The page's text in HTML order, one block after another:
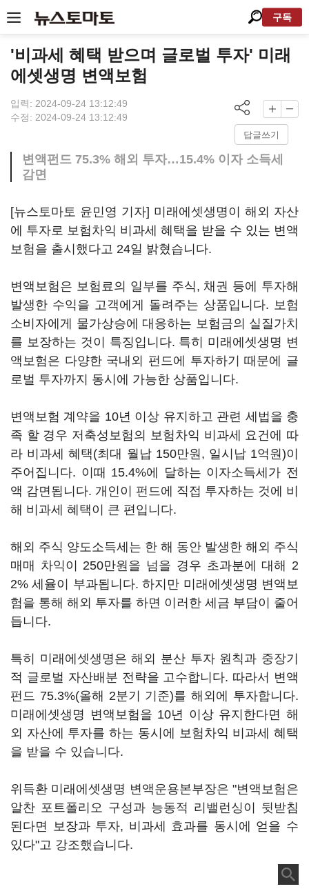
구독
'비과세 혜택 받으며 글로벌 투자' 미래
에셋생명 변액보험
입력: 2024-09-24 13:12:49
수정: 2024-09-24 13:12:49
답글쓰기
변액펀드 75.3% 해외 투자…15.4% 이자 소득세
감면
[뉴스토마토 윤민영 기자] 미래에셋생명이 해외 자산
에 투자로 보험차익 비과세 혜택을 받을 수 있는 변액
보험을 출시했다고 24일 밝혔습니다.
변액보험은 보험료의 일부를 주식, 채권 등에 투자해
발생한 수익을 고객에게 돌려주는 상품입니다. 보험
소비자에게 물가상승에 대응하는 보험금의 실질가치
를 보장하는 것이 특징입니다. 특히 미래에셋생명 변
액보험은 다양한 국내외 펀드에 투자하기 때문에 글
로벌 투자까지 동시에 가능한 상품입니다.
변액보험 계약을 10년 이상 유지하고 관련 세법을 충
족 할 경우 저축성보험의 보험차익 비과세 요건에 따
라 비과세 혜택(최대 월납 150만원, 일시납 1억원)이
주어집니다. 이때 15.4%에 달하는 이자소득세가 전
액 감면됩니다. 개인이 펀드에 직접 투자하는 것에 비
해 비과세 혜택이 큰 편입니다.
해외 주식 양도소득세는 한 해 동안 발생한 해외 주식
매매 차익이 250만원을 넘을 경우 초과분에 대해 2
2% 세율이 부과됩니다. 하지만 미래에셋생명 변액보
험을 통해 해외 투자를 하면 이러한 세금 부담이 줄어
듭니다.
특히 미래에셋생명은 해외 분산 투자 원칙과 중장기
적 글로벌 자산배분 전략을 고수합니다. 따라서 변액
펀드 75.3%(올해 2분기 기준)를 해외에 투자합니다.
미래에셋생명 변액보험을 10년 이상 유지한다면 해
외 자산에 투자를 하는 동시에 보험차익 비과세 혜택
을 받을 수 있습니다.
위득환 미래에셋생명 변액운용본부장은 "변액보험은
알찬 포트폴리오 구성과 능동적 리밸런싱이 뒷받침
된다면 보장과 투자, 비과세 효과를 동시에 얻을 수
있다"고 강조했습니다.